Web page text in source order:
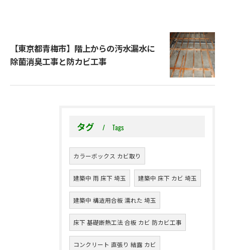
【東京都青梅市】階上からの汚水漏水に
除菌消臭工事と防カビ工事
タグ Tags
カラーボックス カビ取り
建築中 雨 床下 埼玉 建築中 床下 カビ 埼玉
建築中 構造用合板 濡れた 埼玉
床下 基礎断熱工法 合板 カビ 防カビ工事
コンクリート 直張り 結露 カビ